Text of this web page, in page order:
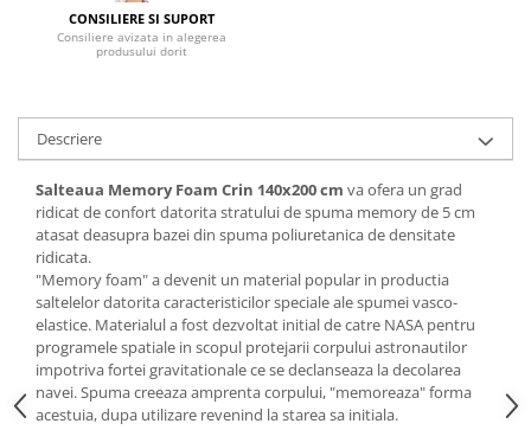
Mese gradinita
Scaune gradinita
Mobila camera copii
Saltele patuturi copii
Paturi copii
Masa si scaune gradinita
Seturi comode living si dormitor
CONSILIERE SI SUPORT
Consiliere avizata in alegerea
produsului dorit
Descriere
Salteaua Memory Foam Crin 140x200 cm va ofera un grad
ridicat de confort datorita stratului de spuma memory de 5 cm
atasat deasupra bazei din spuma poliuretanica de densitate
ridicata.
"Memory foam" a devenit un material popular in productia
saltelelor datorita caracteristicilor speciale ale spumei vasco-
elastice. Materialul a fost dezvoltat initial de catre NASA pentru
programele spatiale in scopul protejarii corpului astronautilor
impotriva fortei gravitationale ce se declanseaza la decolarea
navei. Spuma creeaza amprenta corpului, "memoreaza" forma
acestuia, dupa utilizare revenind la starea sa initiala.